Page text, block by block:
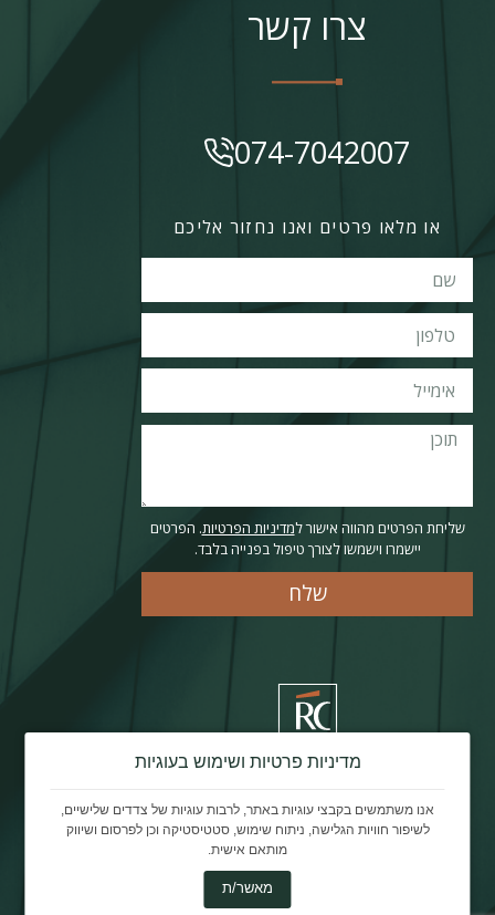
צרו קשר
074-7042007
או מלאו פרטים ואנו נחזור אליכם
שליחת הפרטים מהווה אישור למדיניות הפרטיות. הפרטים
יישמרו וישמשו לצורך טיפול בפנייה בלבד.
שלח
שדרות הפלי"ם 2, חיפה
מדיניות פרטיות ושימוש בעוגיות
אנו משתמשים בקבצי עוגיות באתר, לרבות עוגיות של צדדים שלישיים,
לשיפור חוויות הגלישה, ניתוח שימוש, סטטיסטיקה וכן לפרסום ושיווק
מותאם אישית.
מאשר/ת